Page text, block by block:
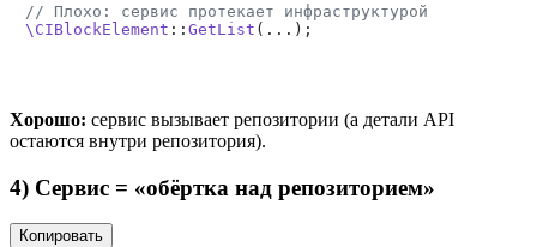
// Плохо: сервис протекает инфраструктурой
\CIBlockElement :: GetList
Хорошо: сервис вызывает репозитории (а детали API
остаются внутри репозитория).
4) Сервис = «обёртка над репозиторием»
Копировать